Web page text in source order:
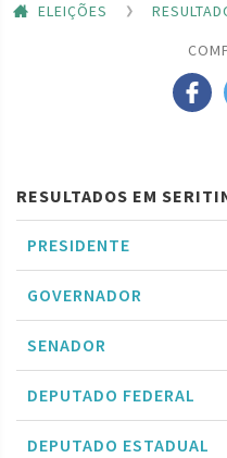
ELEIÇÕES
RESULTADOS EM
PRESIDENTE
GOVERNADOR
SENADOR
DEPUTADO FEDERAL
DEPUTADO ESTADUAL